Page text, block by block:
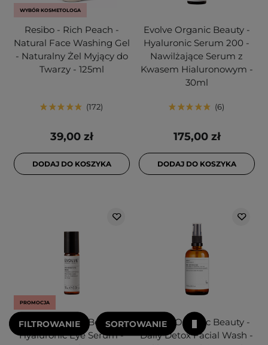
WYBÓR KOSMETOLOGA
Resibo - Rich Peach -
Natural Face Washing Gel
- Naturalny Żel Myjący do
Twarzy - 125ml
172
39,00 zł
DODAJ DO KOSZYKA
Evolve Organic Beauty -
Hyaluronic Serum 200 -
Nawilżające Serum z
Kwasem Hialuronowym -
30ml
6
175,00 zł
DODAJ DO KOSZYKA
PROMOCJA
Evolve Organic Beauty -
Hyaluronic Eye Serum -
Evolve Organic Beauty -
Daily Detox Facial Wash -
FILTROWANIE SORTOWANIE